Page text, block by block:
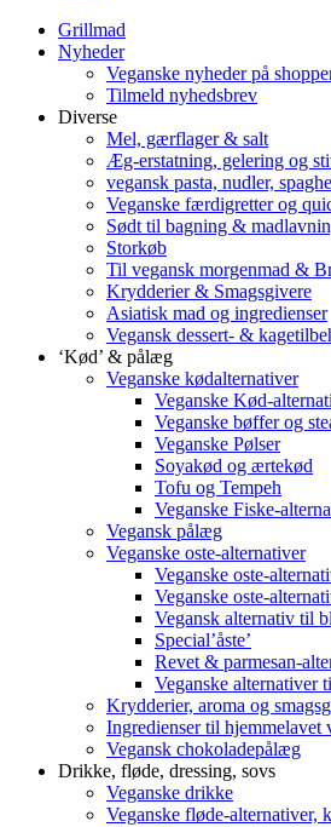
Grillmad
Nyheder
Veganske nyheder på
Tilmeld nyhedsbrev
Diverse
Mel, gærflager & salt
Æg-erstatning, gelering og
vegansk pasta, nudler,
Veganske færdigretter og
Sødt til bagning &
Storkøb
Til vegansk morgenmad &
Krydderier & Smagsgivere
Asiatisk mad og ingredienser
Vegansk dessert- &
‘Kød’ & pålæg
Veganske kødalternativer
Veganske Kød-
Veganske bøffer og
Veganske Pølser
Soyakød og ærtekød
Tofu og Tempeh
Veganske Fiske-
Vegansk pålæg
Veganske oste-alternativer
Veganske oste-
Veganske oste-
Vegansk alternativ til
Special’åste’
Revet & parmesan-
Veganske alternativer
Krydderier, aroma og
Ingredienser til hjemmelavet
Vegansk chokoladepålæg
Drikke, fløde, dressing, sovs
Veganske drikke
Veganske fløde-